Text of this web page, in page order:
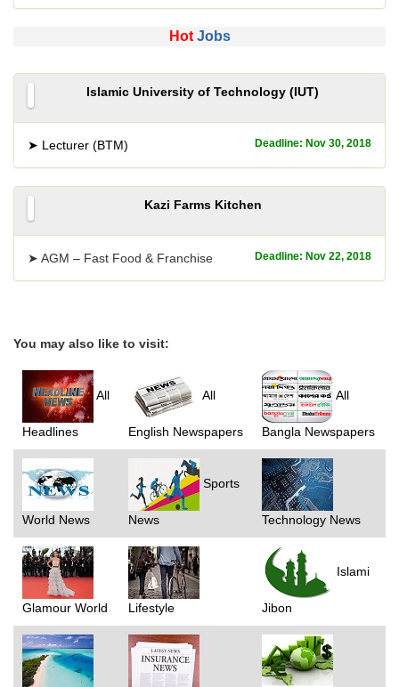
Hot Jobs
Islamic University of Technology (IUT)
➤ Lecturer (BTM) Deadline: Nov 30, 2018
Kazi Farms Kitchen
➤ AGM – Fast Food & Franchise Deadline: Nov 22, 2018
You may also like to visit:
All
Headlines
All
English Newspapers
All
Bangla Newspapers
World News
Sports
News Technology News
Glamour World Lifestyle
Islami
Jibon